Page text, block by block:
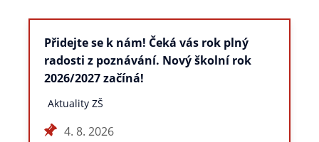
Přidejte se k nám! Čeká vás rok plný
radosti z poznávání. Nový školní rok
2026/2027 začíná!
Aktuality ZŠ
4. 8. 2026